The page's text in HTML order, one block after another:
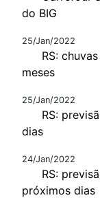
do BIG
25/Jan/2022
RS:
meses
25/Jan/2022
RS:
dias
24/Jan/2022
RS:
próximos dias